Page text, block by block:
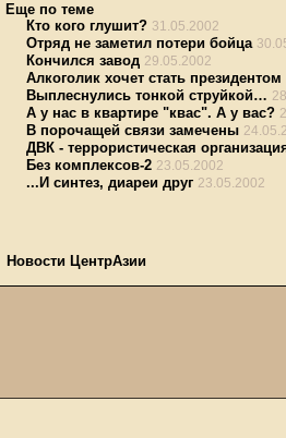
Еще по теме
Кто кого глушит? 31.05.2002
Отряд не заметил потери бойца
Кончился завод 29.05.2002
Алкоголик хочет стать президентом
Выплеснулись тонкой струйкой…
А у нас в квартире "квас". А у вас?
В порочащей связи замечены
ДВК - террористическая
Без комплексов-2 23.05.2002
...И синтез, диареи друг 23.05.2002
Новости ЦентрАзии